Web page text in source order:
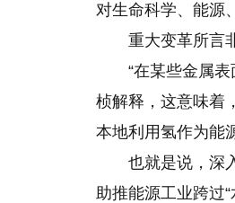
对生命科学、能源
重大变革所言
“在某些金属
桢解释，这意味着
本地利用氢作为能
也就是说，深
助推能源工业跨过“